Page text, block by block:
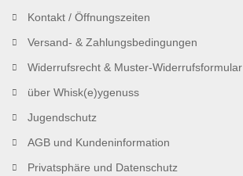
Kontakt / Öffnungszeiten
Versand- & Zahlungsbedingungen
Widerrufsrecht & Muster-Widerrufsformular
über Whisk(e)ygenuss
Jugendschutz
AGB und Kundeninformation
Privatsphäre und Datenschutz